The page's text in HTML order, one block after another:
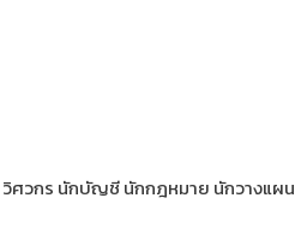
วิศวกร นักบัญชี นักกฎหมาย นักวางแผน